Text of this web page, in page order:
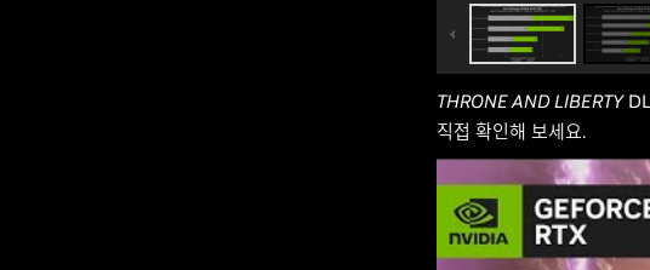
THRONE AND LIBERTY
직접 확인해 보세요.